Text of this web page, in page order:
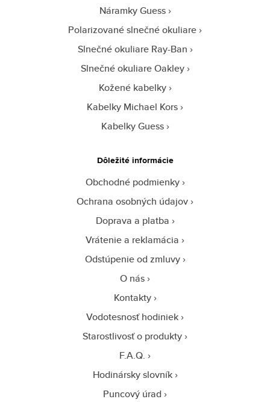
Náramky Guess
Polarizované slnečné okuliare
Slnečné okuliare Ray-Ban
Slnečné okuliare Oakley
Kožené kabelky
Kabelky Michael Kors
Kabelky Guess
Dôležité informácie
Obchodné podmienky
Ochrana osobných údajov
Doprava a platba
Vrátenie a reklamácia
Odstúpenie od zmluvy
O nás
Kontakty
Vodotesnosť hodiniek
Starostlivosť o produkty
F.A.Q.
Hodinársky slovník
Puncový úrad